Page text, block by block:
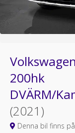
200hk
DVÄRM/
(2021)
Denna bil finns